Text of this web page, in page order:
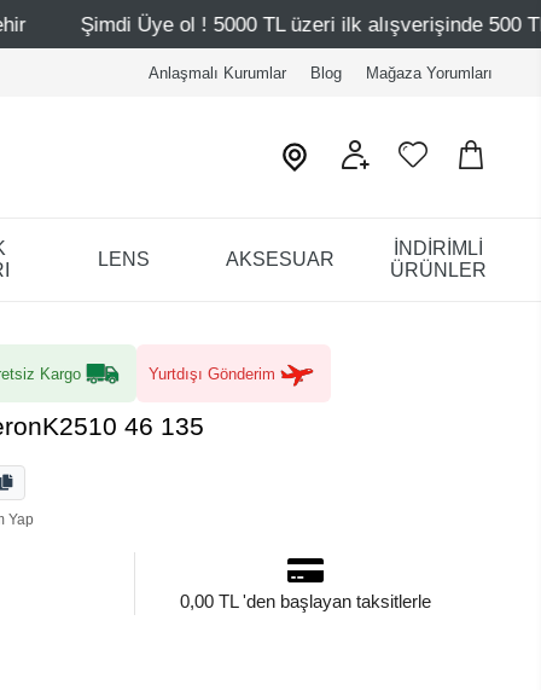
5000 TL üzeri ilk alışverişinde 500 TL indirim
Anlaşmalı Kurumlar Blog Mağaza Yorumları
LENS AKSESUAR
İNDİRİMLİ
ÜRÜNLER
Kargo Yurtdışı Gönderim
46 135
Yap
0,00 TL 'den başlayan taksitlerle